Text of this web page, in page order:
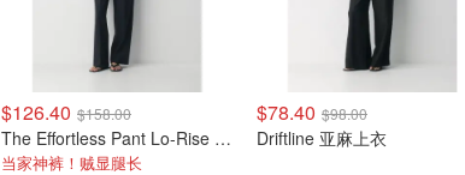
$126.40 $158.00
The Effortless Pant Lo-Rise 低腰裤
当家神裤！贼显腿长
$78.40 $98.00
Driftline 亚麻上衣